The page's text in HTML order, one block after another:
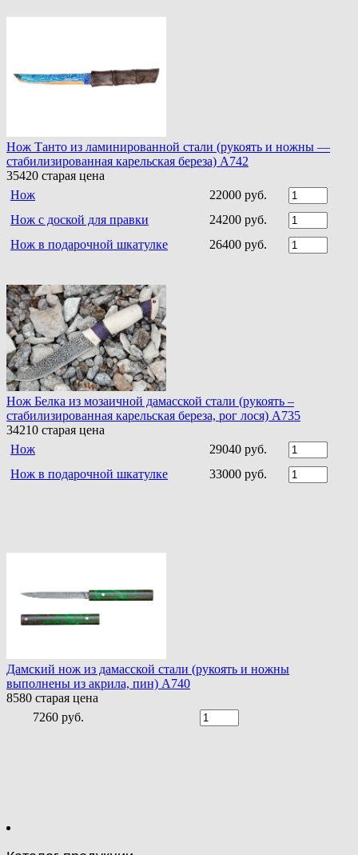
Нож Танто из ламинированной стали (рукоять и ножны —
стабилизированная карельская береза) A742
35420 старая цена
Нож
22000 руб.
Нож с доской для правки
24200 руб.
Нож в подарочной шкатулке
26400 руб.
Нож Белка из мозаичной дамасской стали (рукоять –
стабилизированная карельская береза, рог лося) A735
34210 старая цена
Нож
29040 руб.
Нож в подарочной шкатулке
33000 руб.
Дамский нож из дамасской стали (рукоять и ножны
выполнены из акрила, пин) A740
8580 старая цена
7260 руб.